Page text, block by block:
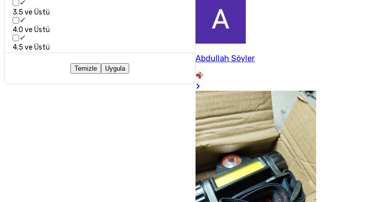
3.5 ve Üstü
4.0 ve Üstü
4.5 ve Üstü
Temizle Uygula
Abdullah Söyler